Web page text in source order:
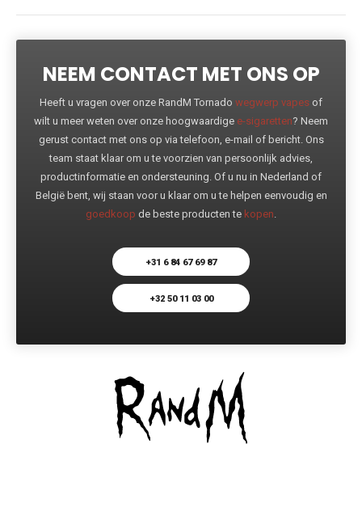
NEEM CONTACT MET ONS OP
Heeft u vragen over onze RandM Tornado wegwerp vapes of
wilt u meer weten over onze hoogwaardige e-sigaretten? Neem
gerust contact met ons op via telefoon, e-mail of bericht. Ons
team staat klaar om u te voorzien van persoonlijk advies,
productinformatie en ondersteuning. Of u nu in Nederland of
België bent, wij staan voor u klaar om u te helpen eenvoudig en
goedkoop de beste producten te kopen.
+31 6 84 67 69 87
+32 50 11 03 00